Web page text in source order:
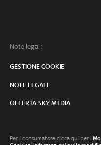
Note legali:
GESTIONE COOKIE
NOTE LEGALI
OFFERTA SKY MEDIA
Per il consumatore clicca qui per i